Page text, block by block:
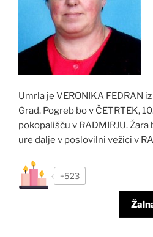
Umrla je VERONIKA FEDRAN
Grad. Pogreb bo v ČETRTEK,
pokopališču v RADMIRJU. Žara
ure dalje v poslovilni vežici v
+523